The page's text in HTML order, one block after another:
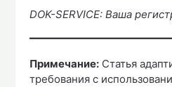
DOK-SERVICE: Ваша
Примечание: Статья
требования с